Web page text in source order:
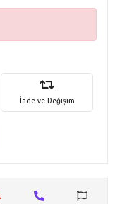
İade ve Değişim